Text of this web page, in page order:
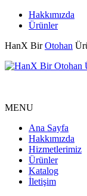
Hakkımızda
Ürünler
HanX BirOtohan
MENU
Ana Sayfa
Hakkımızda
Hizmetlerimiz
Ürünler
Katalog
İletişim